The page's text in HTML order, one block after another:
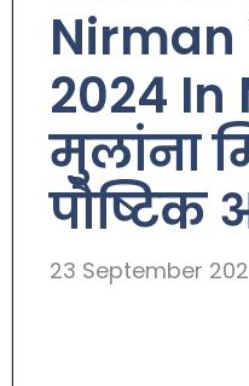
Nirman
2024 In
मुलांना
पौष्टिक
23 September